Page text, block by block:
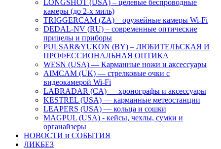
LONGSHOT (USA) – целевые беспроводные
камеры (до 2-х миль)
TRIGGERCAM (ZA) – оружейные камеры Wi-Fi
DEDAL-NV (RU) – современные оптические
прицелы и приборы
PULSAR&YUKON (BY) – ЛЮБИТЕЛЬСКАЯ И
ПРОФЕССИОНАЛЬНАЯ ОПТИКА
WESN (USA) — Карманные ножи и аксессуары
AIMCAM (UK) — стрелковые очки с
видеокамерой Wi-Fi
LABRADAR (CA) — хронографы и аксессуары
KESTREL (USA) — карманные метеостанции
LEAPERS (USA) — кольца и сошки
MAGPUL (USA) - кейсы, чехлы, сумки и
органайзеры
НОВОСТИ и СОБЫТИЯ
ЛИКБЕЗ